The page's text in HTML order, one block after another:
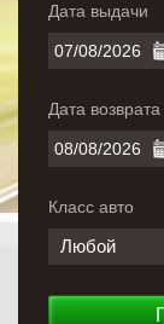
Дата выдачи
Дата возврата
Класс авто
Любой